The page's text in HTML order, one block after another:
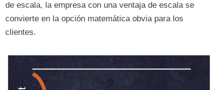
de escala, la empresa con una ventaja de escala se
convierte en la opción matemática obvia para los
clientes.